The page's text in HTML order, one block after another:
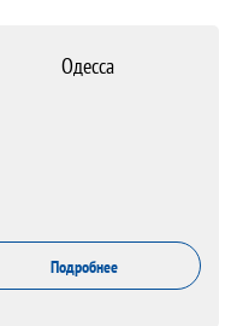
Одесса
Подробнее